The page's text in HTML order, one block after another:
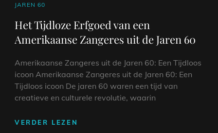
CAT
JAREN 60
Het Tijdloze Erfgoed van een
Amerikaanse Zangeres uit de Jaren 60
Amerikaanse Zangeres uit de Jaren 60: Een Tijdloos
icoon Amerikaanse Zangeres uit de Jaren 60: Een
Tijdloos icoon De jaren 60 waren een tijd van
creatieve en culturele revolutie, waarin
VERDER LEZEN